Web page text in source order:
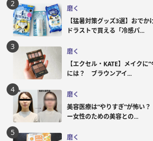
磨く
【猛暑対策グッズ3選】おでか
ドラストで買える「冷感パ...
磨く
【エクセル・KATE】メイクに
には？ ブラウンアイ...
磨く
美容医療は“やりすぎ”が怖い
ー女性のための美容との...
磨く